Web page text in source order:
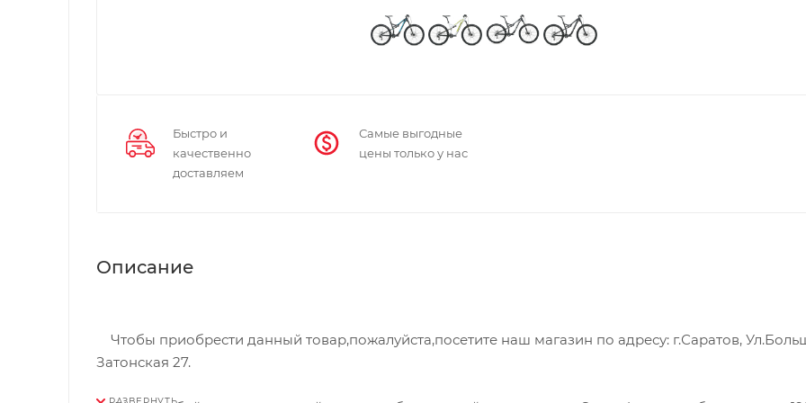
Быстро и
качественно
доставляем
Самые выгодные
цены только у нас
Описание
Чтобы приобрести данный товар,пожалуйста,посетите наш магазин по адресу: г.Саратов,
Затонская 27.